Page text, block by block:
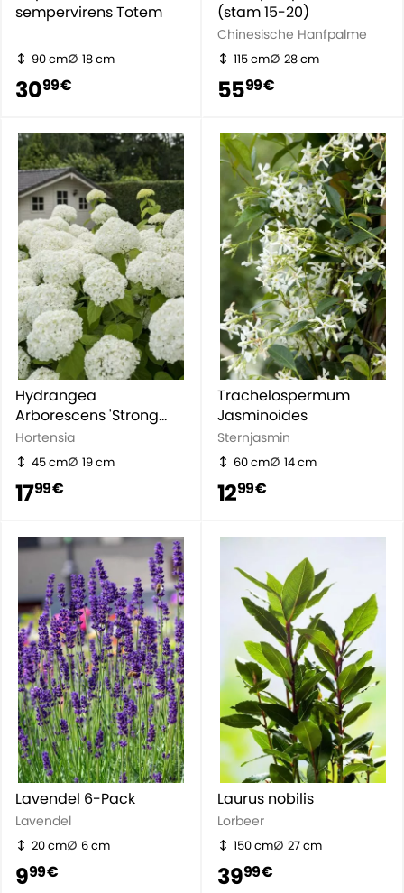
sempervirens Totem
90 cm 18 cm
3099 €
(stam 15-20)
Chinesische Hanfpalme
115 cm 28 cm
5599 €
Hydrangea
Arborescens 'Strong
Annabelle'
Hortensia
45 cm 19 cm
1799 €
Trachelospermum
Jasminoides
Sternjasmin
60 cm 14 cm
1299 €
Lavendel 6-Pack
Lavendel
20 cm 6 cm
999 €
Laurus nobilis
Lorbeer
150 cm 27 cm
3999 €